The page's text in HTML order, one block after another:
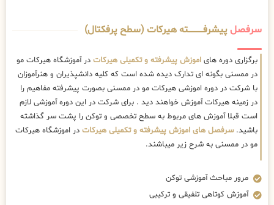
سرفصلپیشرفــــــــــــته هیرکات (سطح پرفکتال)
برگزاری دوره های اموزش پیشرفته و تکمیلی هیرکات در آموزشگاه هیرکات مو
در ممسنی بگونه ای تدارک دیده شده است که کلیه دانشپذیران و هنرآموزان
با شرکت در دوره اموزشی هیرکات مو در ممسنی بصورت پیشرفته مفاهیم را
در زمینه هیرکات آموزش خواهند دید . برای شرکت در این دوره آموزشی لازم
است قبلا آموزش های مربوط به سطح تخصصی و توکن را پشت سر گذاشته
باشید.سرفصل های اموزش پیشرفته و تکمیلی هیرکات در اموزشگاه هیرکات
مو در ممسنی به شرح زیر میباشند.
مرور مباحث آموزشی توکن
آموزش کوتاهی تلفیقی و ترکیبی